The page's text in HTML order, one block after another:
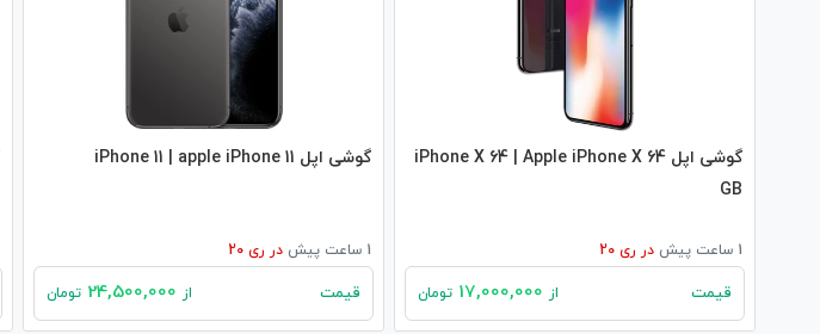
گوشی اپل iPhone X 64 | Apple iPhone X 64
GB
1 ساعت پیش در ری 20
قیمت از تومان
گوشی اپل iPhone 11 | apple iPhone 11
1 ساعت پیش در ری 20
قیمت از تومان